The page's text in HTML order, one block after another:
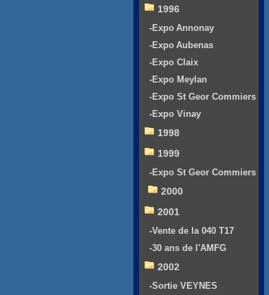
1996
-Expo Annonay
-Expo Aubenas
-Expo Claix
-Expo Meylan
-Expo St Geor Commiers
-Expo Vinay
1998
1999
-Expo St Geor Commiers
2000
2001
-Vente de la 040 T17
-30 ans de l'AMFG
2002
-Sortie VEYNES